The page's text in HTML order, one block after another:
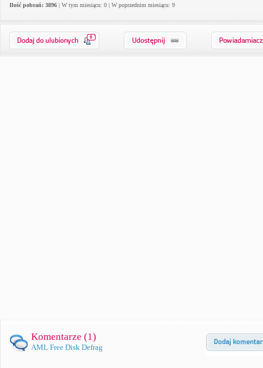
Ilość pobrań: 3896 | W tym miesiącu: 0 | W poprzednim miesiącu: 9
0
Komentarze (1)
AML Free Disk Defrag